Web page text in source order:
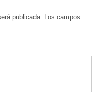
publicada. Los campos